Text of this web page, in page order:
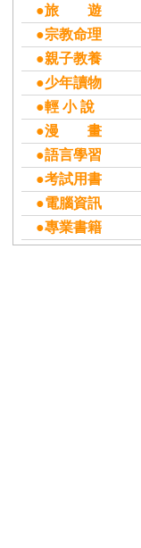
●旅 遊
●宗教命理
●親子教養
●少年讀物
●輕 小 說
●漫 畫
●語言學習
●考試用書
●電腦資訊
●專業書籍